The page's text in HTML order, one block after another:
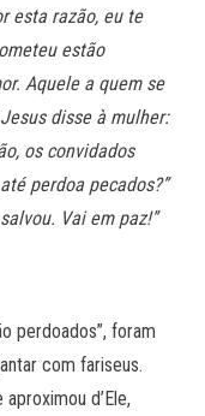
esta razão, eu te
estão
Aquele a quem se
disse à mulher:
os convidados
perdoa pecados?”
Vai em paz!”
perdoados”, foram
com fariseus.
d’Ele,